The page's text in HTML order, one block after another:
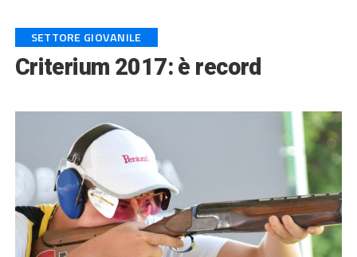
SETTORE GIOVANILE
Criterium 2017: è record